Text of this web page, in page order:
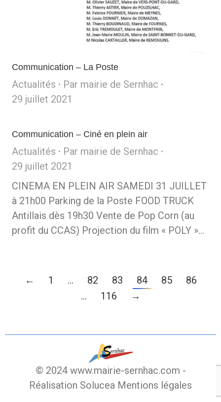
Communication – La Poste
Actualités Par mairie de Sernhac
29 juillet 2021
Communication – Ciné en plein air
Actualités Par mairie de Sernhac
29 juillet 2021
CINEMA EN PLEIN AIR SAMEDI 31 JUILLET
à 21h00 Parking de la Poste FOOD TRUCK
Antillais dès 19h30 Vente de Pop Corn (au
profit du CCAS) Projection du film « POLY »…
← 1 … 82 83 84 85
86
…
116 →
© 2024 www.mairie-sernhac.com -
Réalisation Solucea Mentions légales